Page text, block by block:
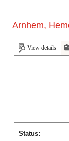
Arnhem,
View details
Status: